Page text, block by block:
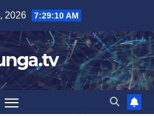
2026 7:29:11 AM